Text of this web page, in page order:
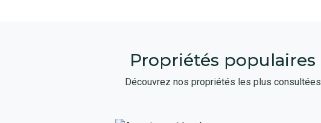
Propriétés populaires
Découvrez nos propriétés les plus consultées